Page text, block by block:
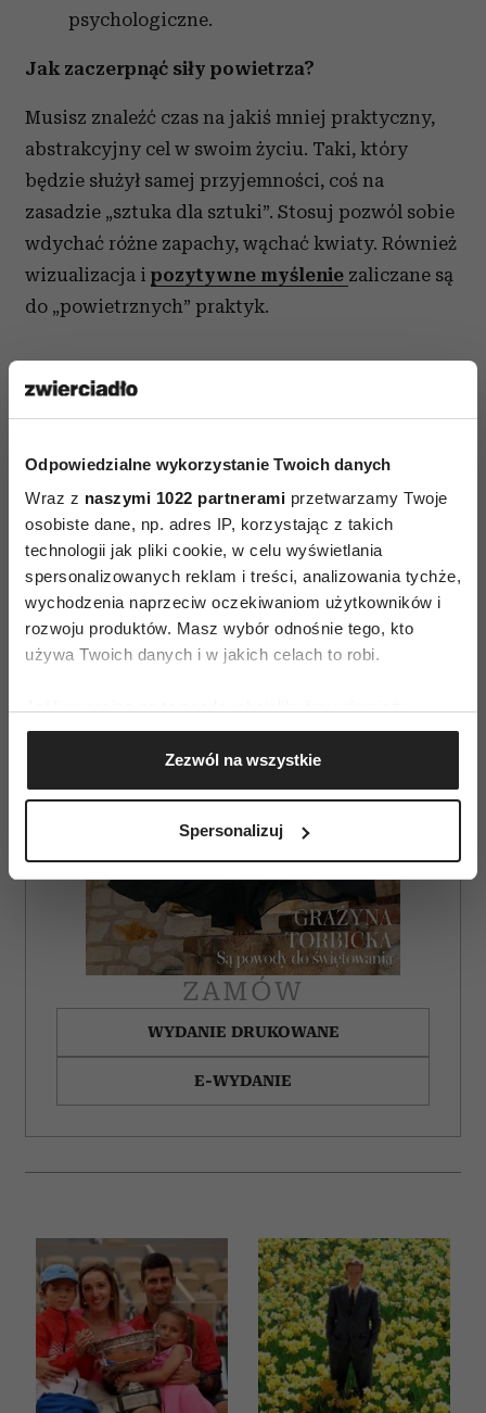
Odpowiedzialne wykorzystanie Twoich danych
Wraz z naszymi 1022 partnerami przetwarzamy Twoje
osobiste dane, np. adres IP, korzystając z takich
technologii jak pliki cookie, w celu wyświetlania
spersonalizowanych reklam i treści, analizowania tychże,
wychodzenia naprzeciw oczekiwaniom użytkowników i
rozwoju produktów. Masz wybór odnośnie tego, kto
używa Twoich danych i w jakich celach to robi.
Gromadzić dane dotyczące Twojej lokalizacji
geograficznej z dokładnością nawet do kilku metrów
Identyfikować Twoje urządzenie, aktywnie
(fingerprinting, czyli wirtualny odcisk palca)
dane są przetwarzane oraz ustaw własne preferencje w
sekcji szczegółów
. W Deklaracji plików cookie możesz
zmienić lub wycofać swoją zgodę w dowolnej chwili.
Wykorzystujemy pliki cookie do spersonalizowania treści
i reklam, aby oferować funkcje społecznościowe i
analizować ruch w naszej witrynie. Informacje o tym, jak
korzystasz z naszej witryny, udostępniamy partnerom
społecznościowym, reklamowym i analitycznym.
Partnerzy mogą połączyć te informacje z innymi danymi
Zezwól na wszystkie
Spersonalizuj
psychologiczne.
Jak zaczerpnąć siły powietrza?
Musisz znaleźć czas na jakiś mniej praktyczny,
abstrakcyjny cel w swoim życiu. Taki, który
będzie służył samej przyjemności, coś na
zasadzie „sztuka dla sztuki”. Stosuj pozwól sobie
wdychać różne zapachy, wąchać kwiaty. Również
wizualizacja i pozytywne myślenie zaliczane są
do „powietrznych” praktyk.
MAGAZYN SENS TYPY OSOBOWOŚCI
AUTOPROMOCJA
ZAMÓW
WYDANIE DRUKOWANE
E-WYDANIE